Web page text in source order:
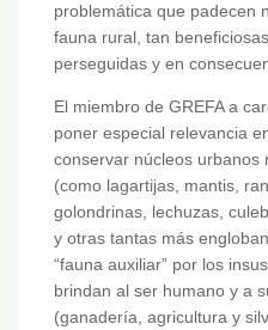
problemática que padecen
fauna rural, tan
perseguidas y en
El miembro de GREFA a
poner especial relevancia
conservar núcleos urbanos
(como lagartijas, mantis,
golondrinas, lechuzas,
y otras tantas más
“fauna auxiliar” por los
brindan al ser humano y a
(ganadería, agricultura y